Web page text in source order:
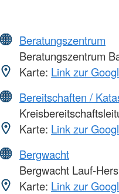
Beratungszentrum
Beratungszentrum
Karte: Link zur
Bereitschaften /
Karte: Link zur
Bergwacht
Bergwacht Lauf-
Karte: Link zur